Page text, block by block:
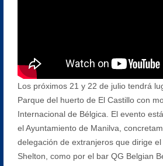
Los próximos 21 y 22 de julio tendrá
Parque del huerto de El Castillo con
Internacional de Bélgica. El evento
el Ayuntamiento de Manilva,
delegación de extranjeros que dirige
Shelton, como por el bar QG Belgian